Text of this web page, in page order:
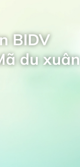
BIDV
du xuân